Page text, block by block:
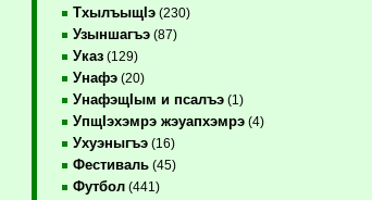
ТхылъыщIэ(230)
Узыншагъэ(87)
Указ(129)
Унафэ(20)
УнафэщIым и псалъэ(1)
УпщIэхэмрэ жэуапхэмрэ(4)
Ухуэныгъэ(16)
Фестиваль(45)
Футбол(441)